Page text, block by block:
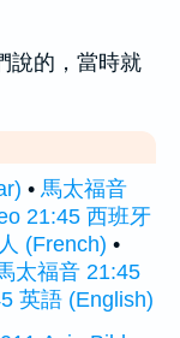
說的，當時就
• 馬太福音
21:45 西班牙
(French) •
太福音 21:45
英語 (English)